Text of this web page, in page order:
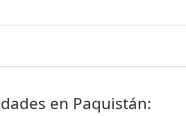
en Paquistán: